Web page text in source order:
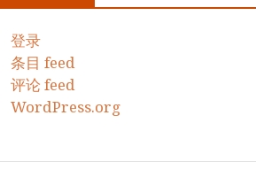
登录
条目 feed
评论 feed
WordPress.org